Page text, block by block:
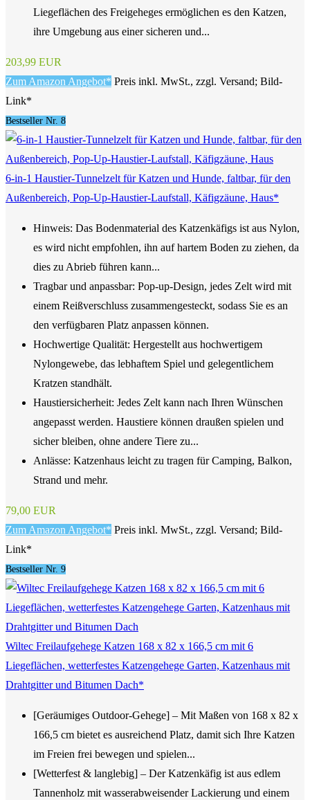
Liegeflächen des Freigeheges ermöglichen es den Katzen,
ihre Umgebung aus einer sicheren und...
203,99 EUR
Zum Amazon Angebot* Preis inkl. MwSt., zzgl. Versand; Bild-
Link*
Bestseller Nr. 8
6-in-1 Haustier-Tunnelzelt für Katzen und Hunde, faltbar, für den
Außenbereich, Pop-Up-Haustier-Laufstall, Käfigzäune, Haus*
Hinweis: Das Bodenmaterial des Katzenkäfigs ist aus Nylon,
es wird nicht empfohlen, ihn auf hartem Boden zu ziehen, da
dies zu Abrieb führen kann...
Tragbar und anpassbar: Pop-up-Design, jedes Zelt wird mit
einem Reißverschluss zusammengesteckt, sodass Sie es an
den verfügbaren Platz anpassen können.
Hochwertige Qualität: Hergestellt aus hochwertigem
Nylongewebe, das lebhaftem Spiel und gelegentlichem
Kratzen standhält.
Haustiersicherheit: Jedes Zelt kann nach Ihren Wünschen
angepasst werden. Haustiere können draußen spielen und
sicher bleiben, ohne andere Tiere zu...
Anlässe: Katzenhaus leicht zu tragen für Camping, Balkon,
Strand und mehr.
79,00 EUR
Zum Amazon Angebot* Preis inkl. MwSt., zzgl. Versand; Bild-
Link*
Bestseller Nr. 9
Wiltec Freilaufgehege Katzen 168 x 82 x 166,5 cm mit 6
Liegeflächen, wetterfestes Katzengehege Garten, Katzenhaus mit
Drahtgitter und Bitumen Dach*
[Geräumiges Outdoor-Gehege] – Mit Maßen von 168 x 82 x
166,5 cm bietet es ausreichend Platz, damit sich Ihre Katzen
im Freien frei bewegen und spielen...
[Wetterfest & langlebig] – Der Katzenkäfig ist aus edlem
Tannenholz mit wasserabweisender Lackierung und einem